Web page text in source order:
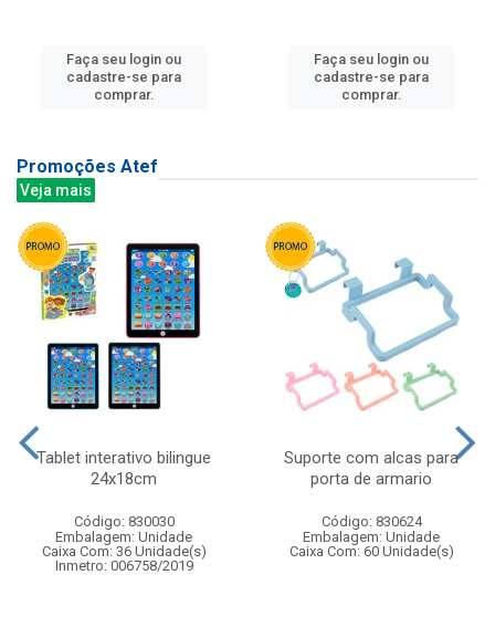
Faça seu login ou
cadastre-se para
comprar.
Faça seu login ou
cadastre-se para
comprar.
Promoções Atef
Veja mais
Tablet interativo bilingue
24x18cm
Código: 830030
Embalagem: Unidade
Caixa Com: 36 Unidade(s)
Inmetro: 006758/2019
Suporte com alcas para
porta de armario
Código: 830624
Embalagem: Unidade
Caixa Com: 60 Unidade(s)